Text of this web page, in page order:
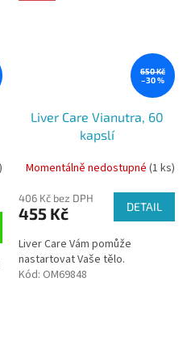
650 Kč
–30 %
Liver Care Vianutra, 60
kapslí
Momentálně nedostupné (1 ks)
406 Kč bez DPH
455 Kč DETAIL
Liver Care Vám pomůže
nastartovat Vaše tělo.
Kód: OM69848